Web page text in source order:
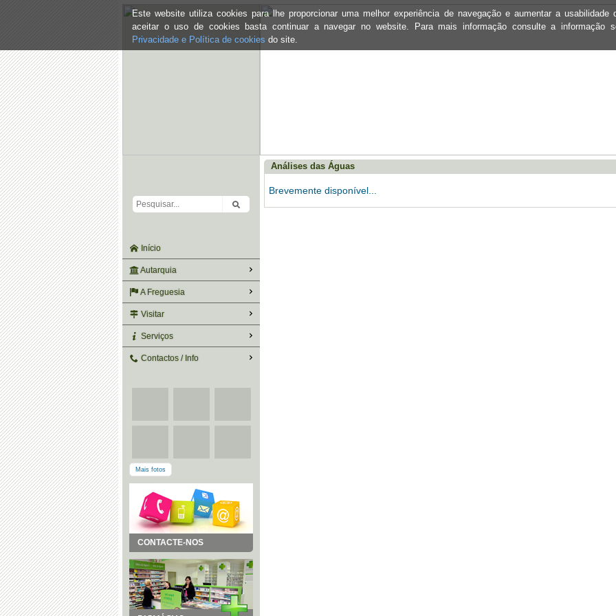
Este website utiliza cookies para lhe proporcionar uma melhor experiência de navegação e aumentar a usabilidade
aceitar o uso de cookies basta continuar a navegar no website. Para mais informação consulte a informação
Privacidade e Política de cookies do site.
Início
Autarquia
A Freguesia
Visitar
Serviços
Contactos / Info
Mais fotos
CONTACTE-NOS
Análises das Águas
Brevemente disponível...